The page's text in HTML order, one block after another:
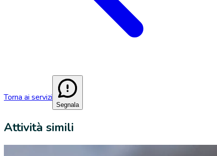
Torna ai servizi
Segnala
Attività simili